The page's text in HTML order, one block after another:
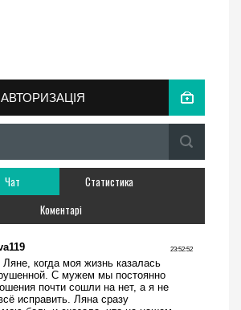
АВТОРИЗАЦІЯ
Чат
Статистика
Коментарі